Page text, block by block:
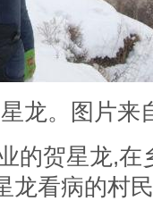
龙。图片来
的贺星龙,在
龙看病的村